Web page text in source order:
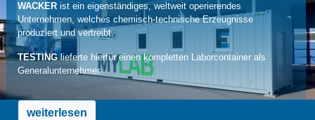
WACKERist ein eigenständiges, weltweit operierendes
Unternehmen, welches chemisch-technische Erzeugnisse
produziert und vertreibt.
TESTINGlieferte hierfür einen kompletten Laborcontainer als
Generalunternehmer.
weiterlesen